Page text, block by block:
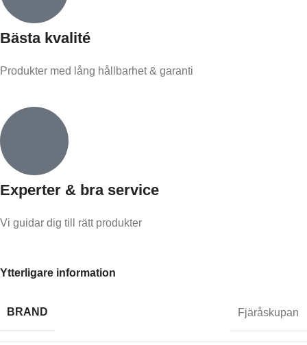
Bästa kvalité
Produkter med lång hållbarhet & garanti
Experter & bra service
Vi guidar dig till rätt produkter
Ytterligare information
BRAND Fjäråskupan